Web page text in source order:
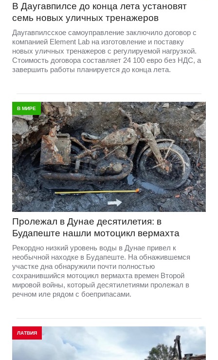
В Даугавпилсе до конца лета установят
семь новых уличных тренажеров
Даугавпилсское самоуправление заключило договор с
компанией Element Lab на изготовление и поставку
новых уличных тренажеров с регулируемой нагрузкой.
Стоимость договора составляет 24 100 евро без НДС, а
завершить работы планируется до конца лета.
В МИРЕ
Пролежал в Дунае десятилетия: в
Будапеште нашли мотоцикл вермахта
Рекордно низкий уровень воды в Дунае привел к
необычной находке в Будапеште. На обнажившемся
участке дна обнаружили почти полностью
сохранившийся мотоцикл вермахта времен Второй
мировой войны, который десятилетиями пролежал в
речном иле рядом с боеприпасами.
ЛАТВИЯ